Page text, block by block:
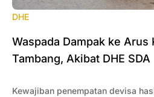
DHE
Waspada Dampak ke Arus
Tambang, Akibat DHE SDA
Kewajiban penempatan devisa